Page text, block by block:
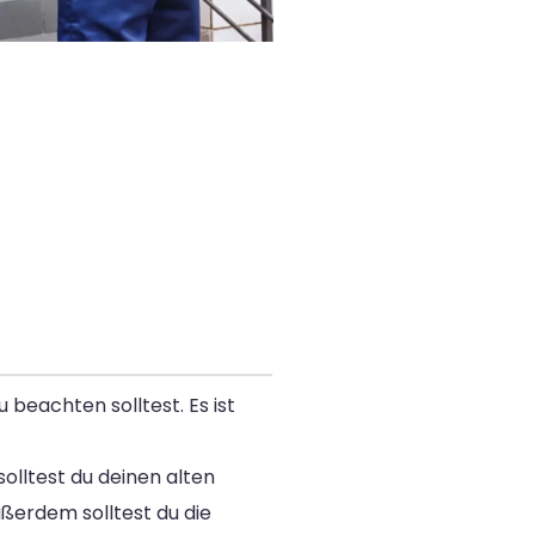
beachten solltest. Es ist
du deinen alten
solltest du die